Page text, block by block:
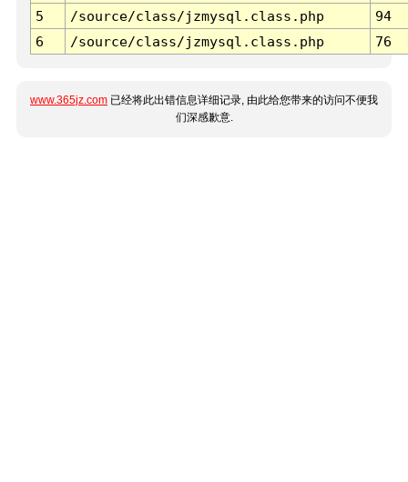
5
/source/class/jzmysql.class.php
94
6
/source/class/jzmysql.class.php 76
www.365jz.com 已经将此出错信息详细记录, 由此给您带来的访问不便我
们深感歉意.